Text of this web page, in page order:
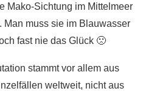
Mako-Sichtung im Mittelmeer
Man muss sie im Blauwasser
fast nie das Glück 🙁
stammt vor allem aus
weltweit, nicht aus